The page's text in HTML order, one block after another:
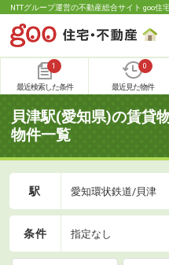
NTTグループ運営の不動産総合サイト goo住
1
最近検索した条件
0
最近見た物件
貝津駅(愛知県)の賃貸
物件一覧
駅 愛知環状鉄道/貝津
条件 指定なし